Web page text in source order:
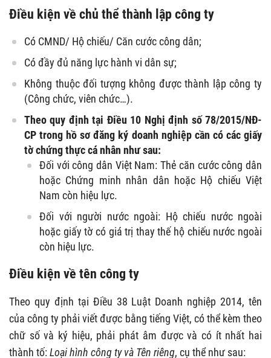
Điều kiện về chủ thể thành lập công ty
Có CMND/ Hộ chiếu/ Căn cước công dân;
Có đầy đủ năng lực hành vi dân sự;
Không thuộc đối tượng không được thành lập công ty
(Công chức, viên chức…).
Theo quy định tại Điều 10 Nghị định số 78/2015/NĐ-
CP trong hồ sơ đăng ký doanh nghiệp cần có các giấy
tờ chứng thực cá nhân như sau:
Đối với công dân Việt Nam: Thẻ căn cước công dân
hoặc Chứng minh nhân dân hoặc Hộ chiếu Việt
Nam còn hiệu lực.
Đối với người nước ngoài: Hộ chiếu nước ngoài
hoặc giấy tờ có giá trị thay thế hộ chiếu nước ngoài
còn hiệu lực.
Điều kiện về tên công ty
Theo quy định tại Điều 38 Luật Doanh nghiệp 2014, tên
của công ty phải viết được bằng tiếng Việt, có thể kèm theo
chữ số và ký hiệu, phải phát âm được và có ít nhất hai
thành tố:Loại hình công ty và Tên riêng, cụ thể như sau: